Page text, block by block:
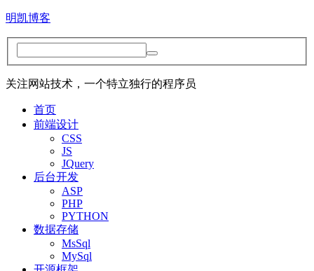
明凯博客
关注网站技术，一个特立独行的程序员
首页
前端设计
CSS
JS
JQuery
后台开发
ASP
PHP
PYTHON
数据存储
MsSql
MySql